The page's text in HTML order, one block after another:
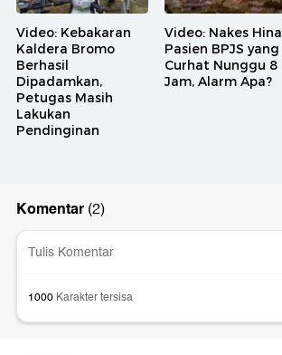
Video: Kebakaran
Kaldera Bromo
Berhasil
Dipadamkan,
Petugas Masih
Lakukan
Pendinginan
Video: Nakes Hina
Pasien BPJS yang
Curhat Nunggu 8
Jam, Alarm Apa?